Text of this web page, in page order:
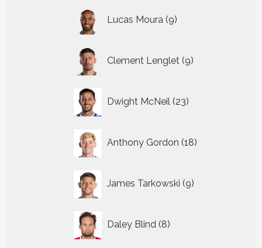
Lucas Moura 9
producten
Clement Lenglet 9
producten
Dwight McNeil 23
producten
Anthony Gordon 18
producten
James Tarkowski 9
producten
Daley Blind 8
producten